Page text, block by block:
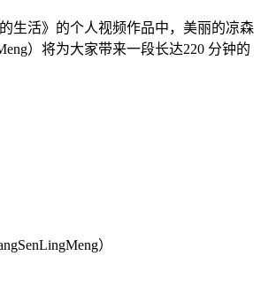
生活》的个人视频作品中，美丽的凉森
）将为大家带来一段长达220 分钟的
）